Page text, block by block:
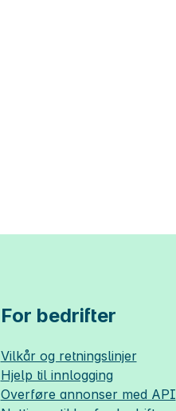
For bedrifter
Vilkår og retningslinjer
Hjelp til innlogging
Overføre annonser med API